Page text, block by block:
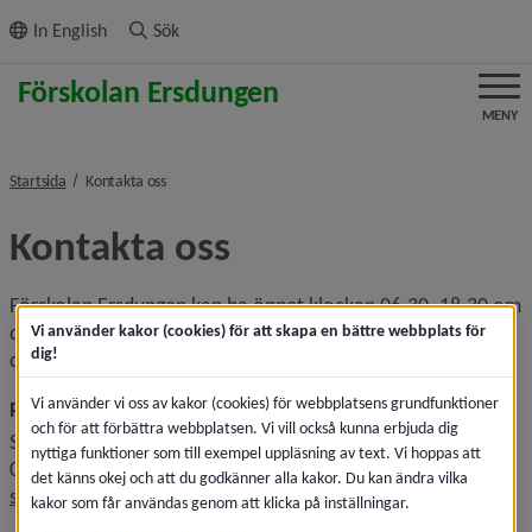
innehållet
In English Sök
MENY
Startsida Kontakta ossnivå i brödsmulenavigeringen
Kontakta oss
Förskolan Ersdungen kan ha öppet klockan 06.30–18.30 om
det behövs. Just nu har vi öppet klockan 06.30–17.30. Om
du som förälder har andra behov, kontakta rektor.
Rektor
Sara Sjöberg
090-16 46 18
sara.sjoberg@umea.se
Vi använder kakor (cookies) för att skapa en bättre webbplats för
dig!
Vi använder vi oss av kakor (cookies) för webbplatsens grundfunktioner
och för att förbättra webbplatsen. Vi vill också kunna erbjuda dig
nyttiga funktioner som till exempel uppläsning av text. Vi hoppas att
det känns okej och att du godkänner alla kakor. Du kan ändra vilka
kakor som får användas genom att klicka på inställningar.